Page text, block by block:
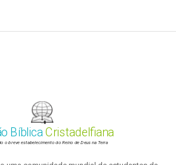
BíblicaCristadelfiana
o breve estabelecimento do Reino de Deus na Terra